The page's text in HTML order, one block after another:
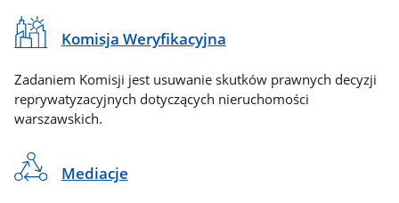
Komisja Weryfikacyjna
Zadaniem Komisji jest usuwanie skutków prawnych decyzji
reprywatyzacyjnych dotyczących nieruchomości
warszawskich.
Mediacje